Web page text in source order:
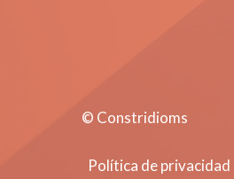
© Constridioms
Política de privacidad